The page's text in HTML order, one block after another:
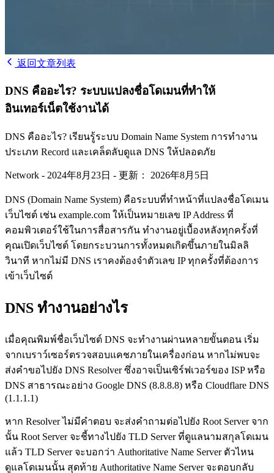
返回文章列表
DNS คืออะไร? ระบบแปลงชื่อโดเมนที่ทำให้
อินเทอร์เน็ตใช้งานได้
DNS คืออะไร? เรียนรู้ระบบ Domain Name System การทำงาน
ประเภท Record และเคล็ดลับดูแล DNS ให้ปลอดภัย
Network - 2024年8月23日 - 更新： 2026年8月5日
DNS (Domain Name System) คือระบบที่ทำหน้าที่แปลงชื่อโดเมน
เว็บไซต์ เช่น example.com ให้เป็นหมายเลข IP Address ที่
คอมพิวเตอร์ใช้ในการสื่อสารกัน ทำงานอยู่เบื้องหลังทุกครั้งที่
คุณเปิดเว็บไซต์ โดยกระบวนการทั้งหมดเกิดขึ้นภายในมิลลิ
วินาที หากไม่มี DNS เราคงต้องจำตัวเลข IP ทุกครั้งที่ต้องการ
เข้าเว็บไซต์
DNS ทำงานอย่างไร
เมื่อคุณพิมพ์ชื่อเว็บไซต์ DNS จะทำงานผ่านหลายขั้นตอน เริ่ม
จากเบราว์เซอร์ตรวจสอบแคชภายในเครื่องก่อน หากไม่พบจะ
ส่งคำขอไปยัง DNS Resolver ซึ่งอาจเป็นเซิร์ฟเวอร์ของ ISP หรือ
DNS สาธารณะอย่าง Google DNS (8.8.8.8) หรือ Cloudflare DNS
(1.1.1.1)
หาก Resolver ไม่มีคำตอบ จะส่งคำถามต่อไปยัง Root Server จาก
นั้น Root Server จะชี้ทางไปยัง TLD Server ที่ดูแลนามสกุลโดเมน
แล้ว TLD Server จะบอกว่า Authoritative Name Server ตัวไหน
ดูแลโดเมนนั้น สุดท้าย Authoritative Name Server จะตอบกลับ